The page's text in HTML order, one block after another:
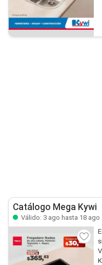
Catálogo Mega Kywi
Válido: 3 ago hasta 18 ago